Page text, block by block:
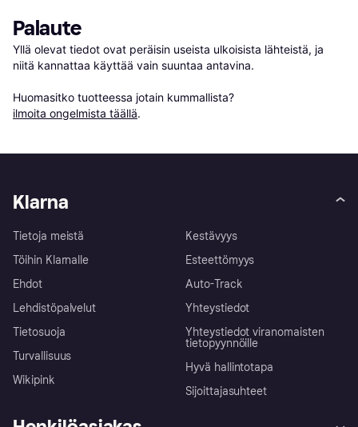
Palaute
Yllä olevat tiedot ovat peräisin useista ulkoisista lähteistä, ja
niitä kannattaa käyttää vain suuntaa antavina.
Huomasitko tuotteessa jotain kummallista?
ilmoita ongelmista täällä.
Klarna
Tietoja meistä
Töihin Klarnalle
Ehdot
Lehdistöpalvelut
Tietosuoja
Turvallisuus
Wikipink
Kestävyys
Esteettömyys
Auto-Track
Yhteystiedot
Yhteystiedot viranomaisten
tietopyynnöille
Hyvä hallintotapa
Sijoittajasuhteet